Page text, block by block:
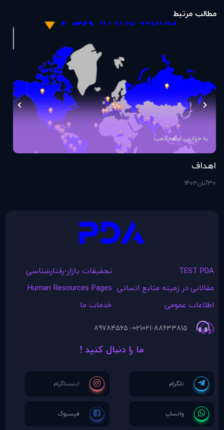
مطالب مرتبط
به خواندن ادامه دهید
اهداف
30آبان1402
TEST PDA
تحقیقات بازار-رفتارشناسی
مقالاتی در زمينه منابع انسانی Human Resources Pages
اطلاعات عمومی
خدمات ما
021-88633815
021- 89784565
ما را دنبال کنید !